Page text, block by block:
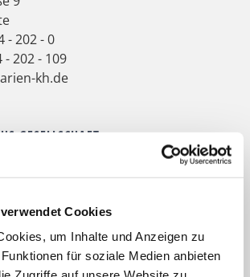
Cookies
um Inhalte und Anzeigen zu
für soziale Medien anbieten
- 202 - 0
- 202 - 109
kh.de
GESELLSCHAFT
Schwerte mit seinen zwei
mit zusammen 2.900 Betten
Werne, St. Rochus Hospital
Josefs Hospital Hörde, Katholisches